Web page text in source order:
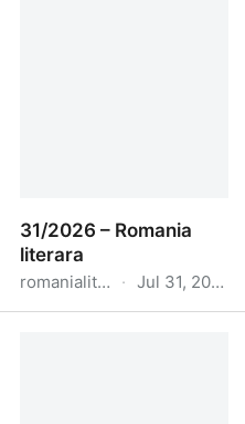
31/2026 – Romania
literara
romanialiterara.com · Jul 31, 2026